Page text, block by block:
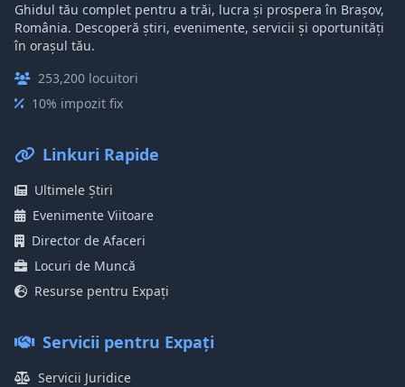
Ghidul tău complet pentru a trăi, lucra și prospera în Brașov,
România. Descoperă știri, evenimente, servicii și oportunități
în orașul tău.
253,200 locuitori
10% impozit fix
Linkuri Rapide
Ultimele Știri
Evenimente Viitoare
Director de Afaceri
Locuri de Muncă
Resurse pentru Expați
Servicii pentru Expați
Servicii Juridice